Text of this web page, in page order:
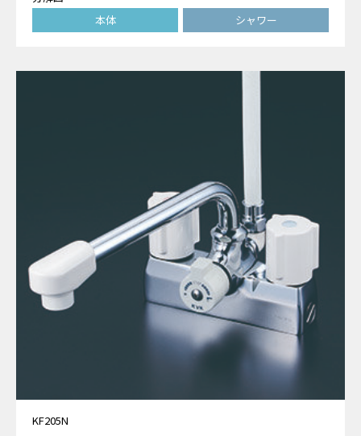
本体
シャワー
KF205N